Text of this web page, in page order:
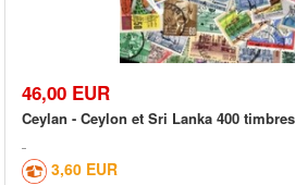
46,00 EUR
Ceylan - Ceylon et Sri Lanka 400
3,60 EUR